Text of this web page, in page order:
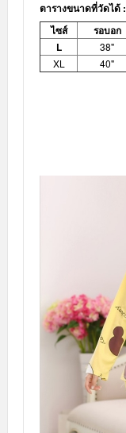
ตารางขนาดที่วัดได้ :
ไซส์
รอบอก
L
38"
XL
40"